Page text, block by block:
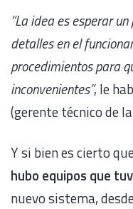
“La idea es esperar
detalles en el
procedimientos para
inconvenientes”, le
(gerente técnico de la
Y si bien es cierto
hubo equipos que
nuevo sistema,